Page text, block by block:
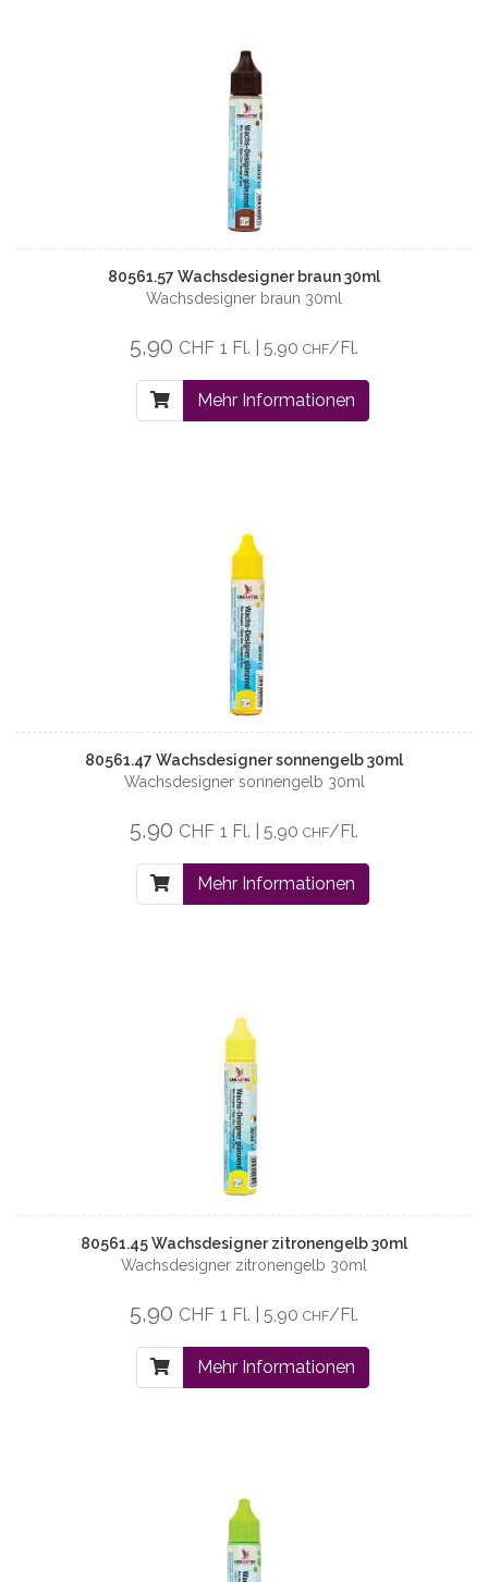
80561.57 Wachsdesigner braun 30ml
Wachsdesigner braun 30ml
5,90 CHF 1 Fl. | 5,90 CHF/Fl.
Mehr Informationen
80561.47 Wachsdesigner sonnengelb 30ml
Wachsdesigner sonnengelb 30ml
5,90 CHF 1 Fl. | 5,90 CHF/Fl.
Mehr Informationen
80561.45 Wachsdesigner zitronengelb 30ml
Wachsdesigner zitronengelb 30ml
5,90 CHF 1 Fl. | 5,90 CHF/Fl.
Mehr Informationen